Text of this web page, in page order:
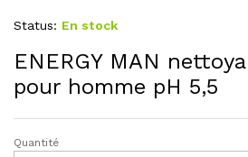
Status: En stock
ENERGY MAN
pour homme pH 5,5
Camomilla
Quantité